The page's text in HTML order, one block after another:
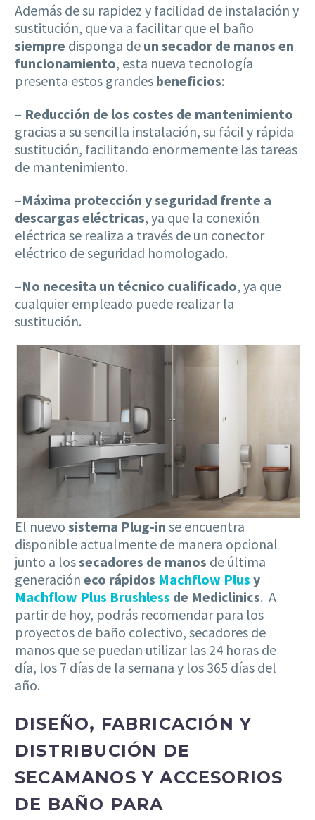
Además de su rapidez y facilidad de instalación y
sustitución, que va a facilitar que el baño
siempre disponga de un secador de manos en
funcionamiento, esta nueva tecnología
presenta estos grandes beneficios:
– Reducción de los costes de mantenimiento
gracias a su sencilla instalación, su fácil y rápida
sustitución, facilitando enormemente las tareas
de mantenimiento.
–Máxima protección y seguridad frente a
descargas eléctricas, ya que la conexión
eléctrica se realiza a través de un conector
eléctrico de seguridad homologado.
–No necesita un técnico cualificado, ya que
cualquier empleado puede realizar la
sustitución.
El nuevo sistema Plug-in se encuentra
disponible actualmente de manera opcional
junto a lossecadores de manos de última
generación eco rápidos Machflow Plus y
Machflow Plus Brushless de Mediclinics. A
partir de hoy, podrás recomendar para los
proyectos de baño colectivo, secadores de
manos que se puedan utilizar las 24 horas de
día, los 7 días de la semana y los 365 días del
año.
DISEÑO, FABRICACIÓN Y
DISTRIBUCIÓN DE
SECAMANOS Y ACCESORIOS
DE BAÑO PARA